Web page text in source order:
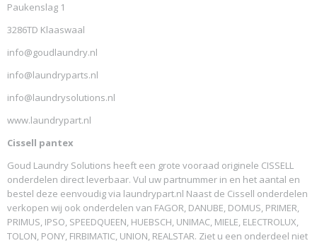
Paukenslag 1
3286TD Klaaswaal
info@goudlaundry.nl
info@laundryparts.nl
info@laundrysolutions.nl
www.laundrypart.nl
Cissell pantex
Goud Laundry Solutions heeft een grote vooraad originele CISSELL
onderdelen direct leverbaar. Vul uw partnummer in en het aantal en
bestel deze eenvoudig via laundrypart.nl Naast de Cissell onderdelen
verkopen wij ook onderdelen van FAGOR, DANUBE, DOMUS, PRIMER,
PRIMUS, IPSO, SPEEDQUEEN, HUEBSCH, UNIMAC, MIELE, ELECTROLUX,
TOLON, PONY, FIRBIMATIC, UNION, REALSTAR. Ziet u een onderdeel niet